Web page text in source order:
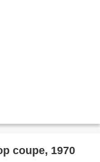
coupe, 1970